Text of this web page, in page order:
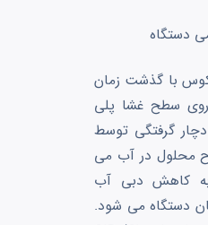
دستگاه
با گذشت زمان
روی سطح غشا پلی
گرفتگی توسط
محلول در آب می
کاهش دبی آب
دستگاه می شود.